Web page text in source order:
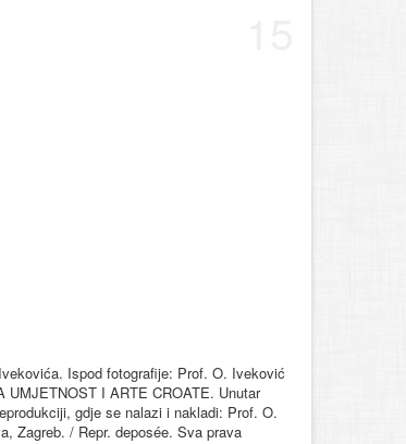
Ispod fotografije: Prof. O. Iveković
UMJETNOST I ARTE CROATE. Unutar
gdje se nalazi i nakladi: Prof. O.
Zagreb. / Repr. deposée. Sva prava